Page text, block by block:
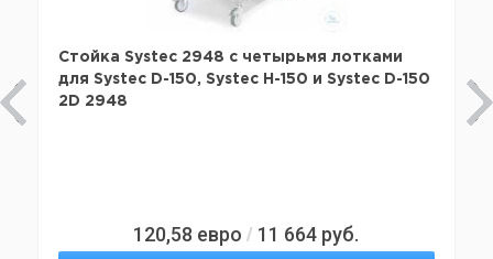
Стойка Systec 2948 с четырьмя лотками
для Systec D-150, Systec H-150 и Systec D-150
2D 2948
120,58 евро / 11 664 руб.